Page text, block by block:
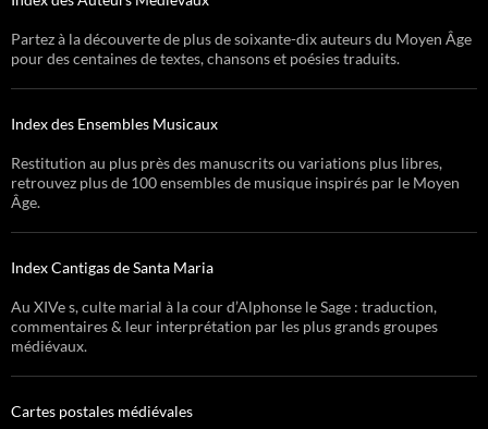
Partez à la découverte de plus de soixante-dix auteurs du Moyen Âge
pour des centaines de textes, chansons et poésies traduits.
Index des Ensembles Musicaux
Restitution au plus près des manuscrits ou variations plus libres,
retrouvez plus de 100 ensembles de musique inspirés par le Moyen
Âge.
Index Cantigas de Santa Maria
Au XIVe s, culte marial à la cour d’Alphonse le Sage : traduction,
commentaires & leur interprétation par les plus grands groupes
médiévaux.
Cartes postales médiévales